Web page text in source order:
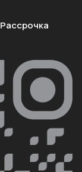
Рассрочка